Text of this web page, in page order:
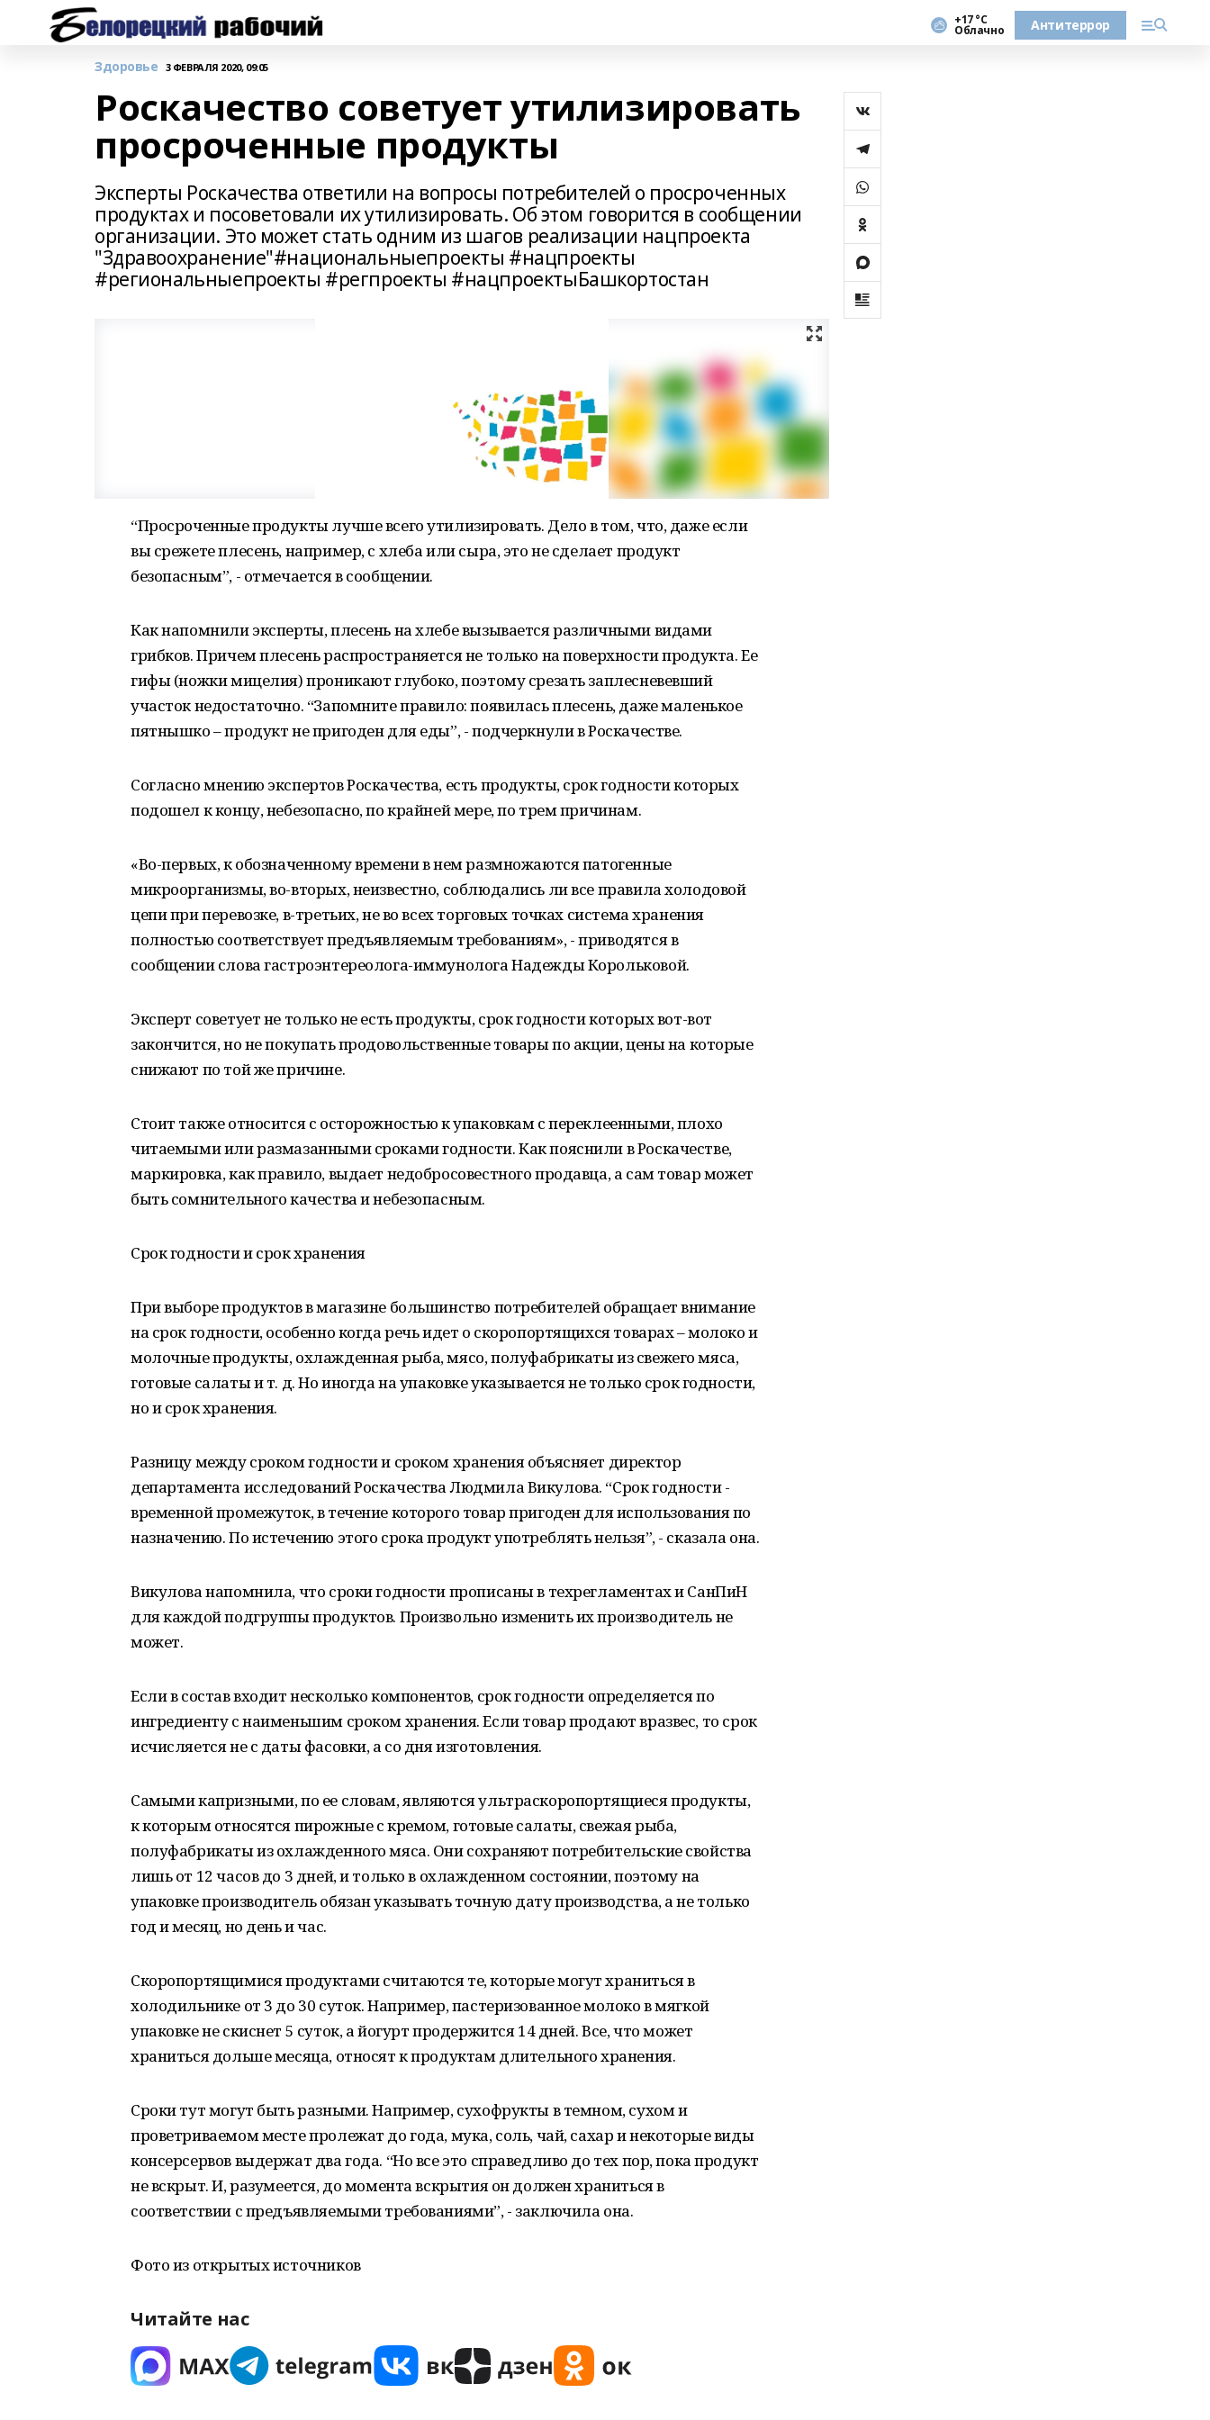
+17 °С
Облачно Антитеррор
Здоровье 3 ФЕВРАЛЯ 2020, 09:05
Роскачество советует утилизировать
просроченные продукты
Эксперты Роскачества ответили на вопросы потребителей о просроченных
продуктах и посоветовали их утилизировать. Об этом говорится в сообщении
организации. Это может стать одним из шагов реализации нацпроекта
"Здравоохранение"#национальныепроекты #нацпроекты
#региональныепроекты #регпроекты #нацпроектыБашкортостан
“Просроченные продукты лучше всего утилизировать. Дело в том, что, даже если
вы срежете плесень, например, с хлеба или сыра, это не сделает продукт
безопасным”, - отмечается в сообщении.
Как напомнили эксперты, плесень на хлебе вызывается различными видами
грибков. Причем плесень распространяется не только на поверхности продукта. Ее
гифы (ножки мицелия) проникают глубоко, поэтому срезать заплесневевший
участок недостаточно. “Запомните правило: появилась плесень, даже маленькое
пятнышко – продукт не пригоден для еды”, - подчеркнули в Роскачестве.
Согласно мнению экспертов Роскачества, есть продукты, срок годности которых
подошел к концу, небезопасно, по крайней мере, по трем причинам.
«Во-первых, к обозначенному времени в нем размножаются патогенные
микроорганизмы, во-вторых, неизвестно, соблюдались ли все правила холодовой
цепи при перевозке, в-третьих, не во всех торговых точках система хранения
полностью соответствует предъявляемым требованиям», - приводятся в
сообщении слова гастроэнтереолога-иммунолога Надежды Корольковой.
Эксперт советует не только не есть продукты, срок годности которых вот-вот
закончится, но не покупать продовольственные товары по акции, цены на которые
снижают по той же причине.
Стоит также относится с осторожностью к упаковкам с переклеенными, плохо
читаемыми или размазанными сроками годности. Как пояснили в Роскачестве,
маркировка, как правило, выдает недобросовестного продавца, а сам товар может
быть сомнительного качества и небезопасным.
Срок годности и срок хранения
При выборе продуктов в магазине большинство потребителей обращает внимание
на срок годности, особенно когда речь идет о скоропортящихся товарах – молоко и
молочные продукты, охлажденная рыба, мясо, полуфабрикаты из свежего мяса,
готовые салаты и т. д. Но иногда на упаковке указывается не только срок годности,
но и срок хранения.
Разницу между сроком годности и сроком хранения объясняет директор
департамента исследований Роскачества Людмила Викулова. “Срок годности -
временной промежуток, в течение которого товар пригоден для использования по
назначению. По истечению этого срока продукт употреблять нельзя”, - сказала она.
Викулова напомнила, что сроки годности прописаны в техрегламентах и СанПиН
для каждой подгруппы продуктов. Произвольно изменить их производитель не
может.
Если в состав входит несколько компонентов, срок годности определяется по
ингредиенту с наименьшим сроком хранения. Если товар продают вразвес, то срок
исчисляется не с даты фасовки, а со дня изготовления.
Самыми капризными, по ее словам, являются ультраскоропортящиеся продукты,
к которым относятся пирожные с кремом, готовые салаты, свежая рыба,
полуфабрикаты из охлажденного мяса. Они сохраняют потребительские свойства
лишь от 12 часов до 3 дней, и только в охлажденном состоянии, поэтому на
упаковке производитель обязан указывать точную дату производства, а не только
год и месяц, но день и час.
Скоропортящимися продуктами считаются те, которые могут храниться в
холодильнике от 3 до 30 суток. Например, пастеризованное молоко в мягкой
упаковке не скиснет 5 суток, а йогурт продержится 14 дней. Все, что может
храниться дольше месяца, относят к продуктам длительного хранения.
Сроки тут могут быть разными. Например, сухофрукты в темном, сухом и
проветриваемом месте пролежат до года, мука, соль, чай, сахар и некоторые виды
консерсервов выдержат два года. “Но все это справедливо до тех пор, пока продукт
не вскрыт. И, разумеется, до момента вскрытия он должен храниться в
соответствии с предъявляемыми требованиями”, - заключила она.
Фото из открытых источников
Читайте нас